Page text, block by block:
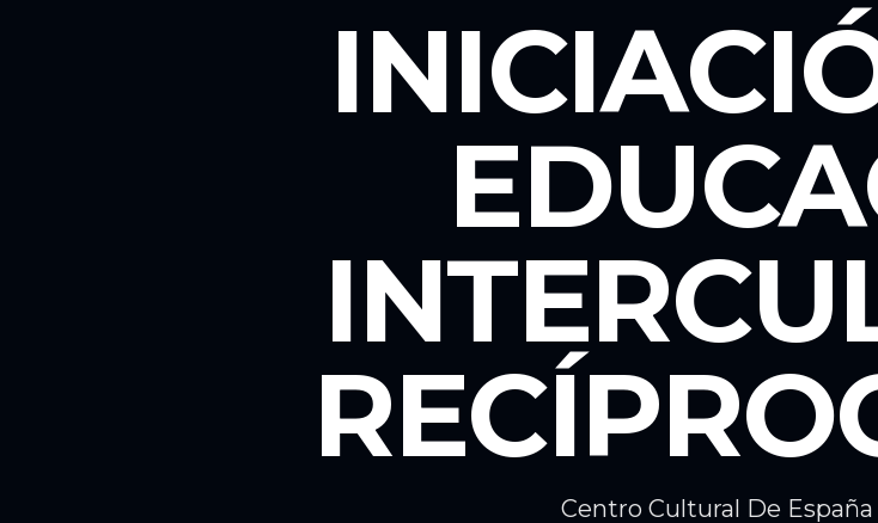
Centro Cultural De España